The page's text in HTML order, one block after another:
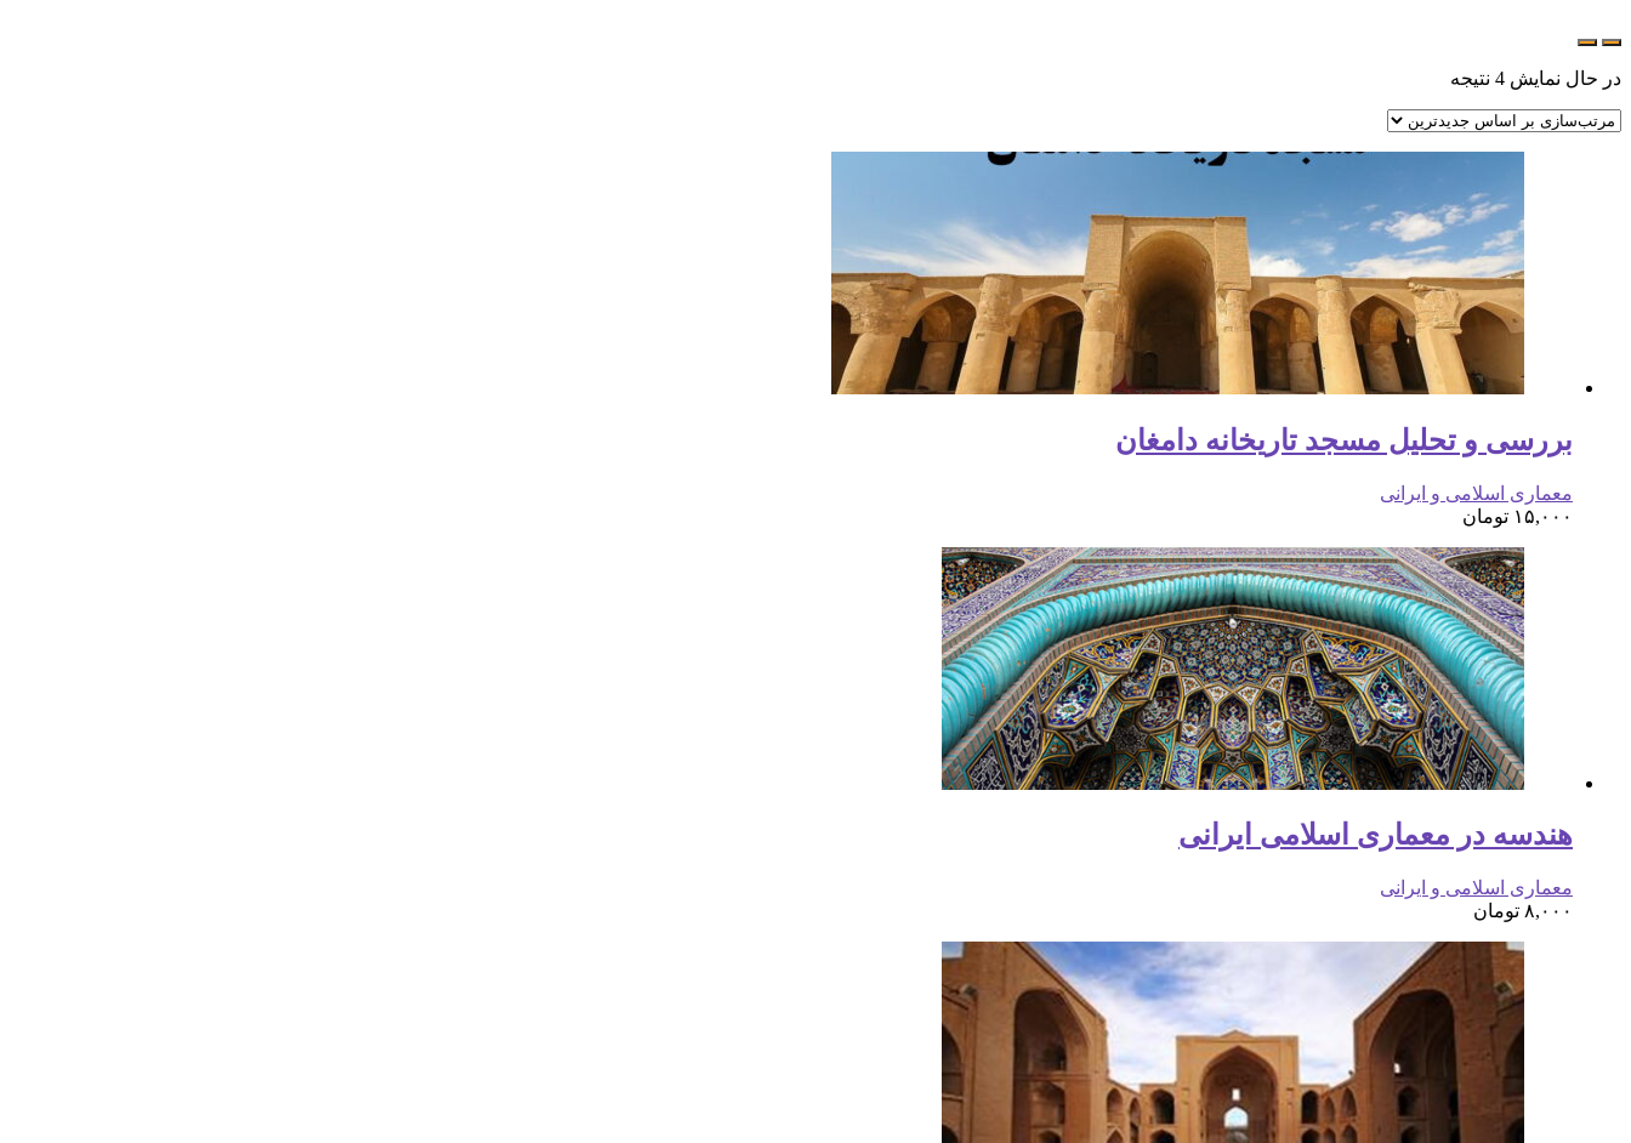
در حال نمایش 4 نتیجه
بررسی و تحلیل مسجد تاریخانه دامغان
معماری اسلامی و ایرانی
۱۵,۰۰۰ تومان
هندسه در معماری اسلامی ایرانی
معماری اسلامی و ایرانی
۸,۰۰۰ تومان